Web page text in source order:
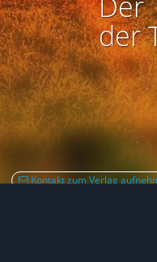
der
Kontakt zum Verlag